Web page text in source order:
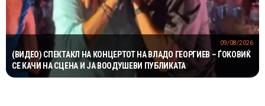
(ВИДЕО) СПЕКТАКЛ НА КОНЦЕРТОТ НА ВЛАДО ГЕОРГИЕВ – ЃОКОВИЌ
СЕ КАЧИ НА СЦЕНА И ЈА ВООДУШЕВИ ПУБЛИКАТА
09/08/2026